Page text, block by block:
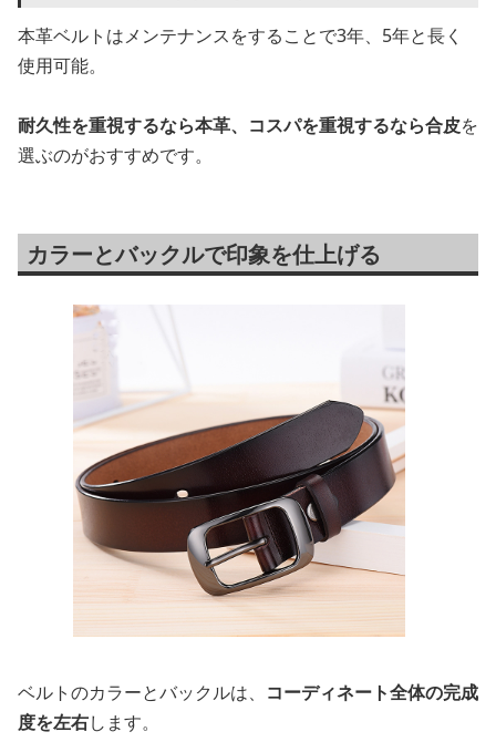
本革ベルトはメンテナンスをすることで3年、5年と長く
使用可能。
耐久性を重視するなら本革、コスパを重視するなら合皮を
選ぶのがおすすめです。
カラーとバックルで印象を仕上げる
ベルトのカラーとバックルは、 コーディネート全体の完成
度を左右します。